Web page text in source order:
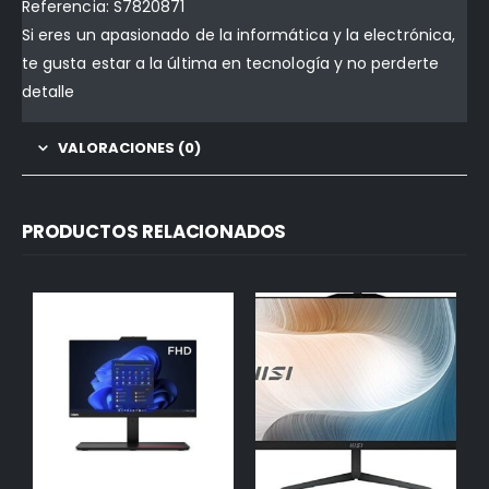
Referencia: S7820871
Si eres un apasionado de la informática y la electrónica,
te gusta estar a la última en tecnología y no perderte
detalle
VALORACIONES (0)
PRODUCTOS RELACIONADOS